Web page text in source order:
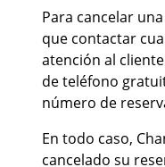
Para cancelar
que contactar
atención al
de teléfono
número de
En todo caso,
cancelado su